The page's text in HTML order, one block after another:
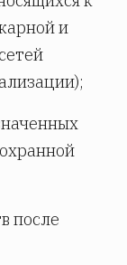
и
после